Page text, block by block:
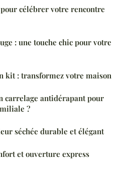
célébrer votre rencontre
: une touche chic pour votre
kit : transformez votre maison
carrelage antidérapant pour
?
séchée durable et élégant
et ouverture express